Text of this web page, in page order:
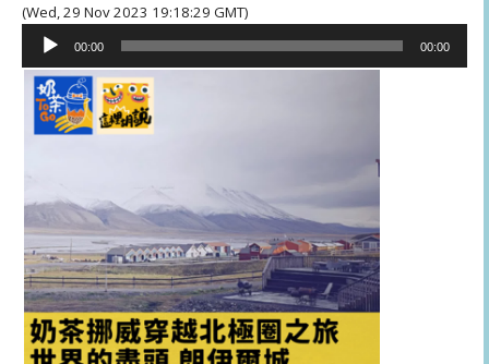
(Wed, 29 Nov 2023 19:18:29 GMT)
播
器
00:00 00:00